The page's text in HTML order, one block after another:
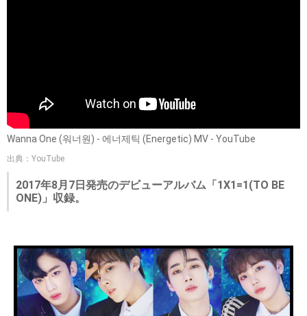
Wanna One (워너원) - 에너제틱 (Energetic) MV - YouTube
出典：YouTube
2017年8月7日発売のデビューアルバム「1X1=1(TO BE
ONE)」収録。